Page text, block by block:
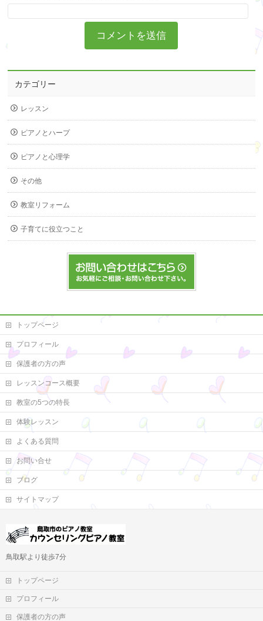
カテゴリー
レッスン
ピアノとハープ
ピアノと心理学
その他
教室リフォーム
子育てに役立つこと
トップページ
プロフィール
保護者の方の声
レッスンコース概要
教室の5つの特長
体験レッスン
よくある質問
お問い合せ
ブログ
サイトマップ
鳥取駅より徒歩7分
トップページ
プロフィール
保護者の方の声